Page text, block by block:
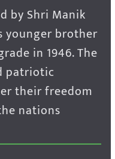
by Shri Manik
younger brother
in 1946. The
patriotic
their freedom
nations